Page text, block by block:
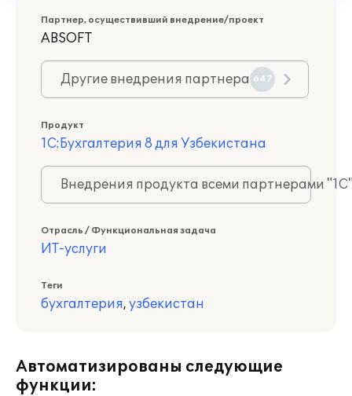
Партнер, осуществивший внедрение/проект
ABSOFT
Другие внедрения партнера 647
Продукт
1С:Бухгалтерия 8 для Узбекистана
Внедрения продукта всеми партнерами
Отрасль / Функциональная задача
ИТ-услуги
Теги
бухгалтерия, узбекистан
Автоматизированы следующие
функции: